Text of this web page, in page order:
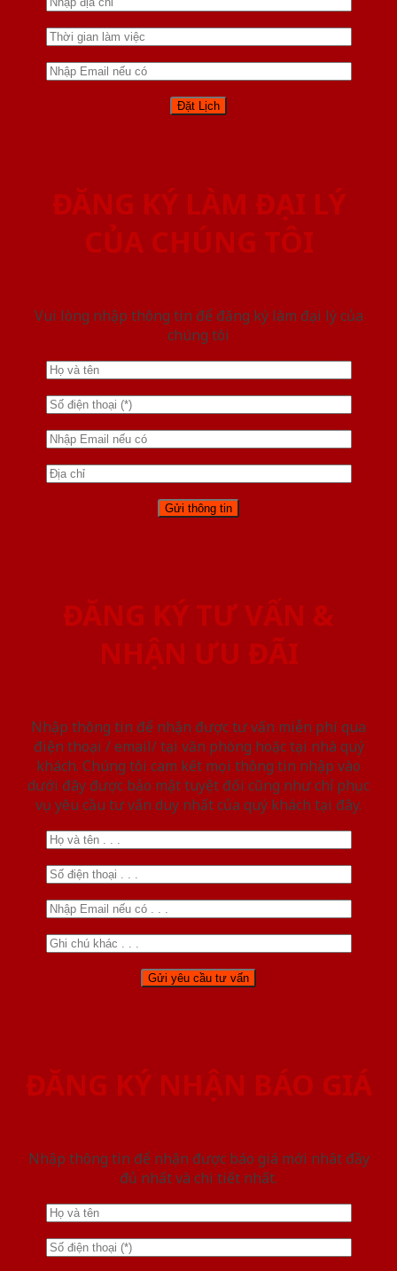
ĐĂNG KÝ LÀM ĐẠI LÝ
CỦA CHÚNG TÔI
Vui lòng nhập thông tin để đăng ký làm đại lý của
chúng tôi
ĐĂNG KÝ TƯ VẤN &
NHẬN ƯU ĐÃI
Nhập thông tin để nhận được tư vấn miễn phí qua
điện thoại / email/ tại văn phòng hoặc tại nhà quý
khách. Chúng tôi cam kết mọi thông tin nhập vào
dưới đây được bảo mật tuyệt đối cũng như chỉ phục
vụ yêu cầu tư vấn duy nhất của quý khách tại đây.
ĐĂNG KÝ NHẬN BÁO GIÁ
Nhập thông tin để nhận được báo giá mới nhât đầy
đủ nhất và chi tiết nhất.